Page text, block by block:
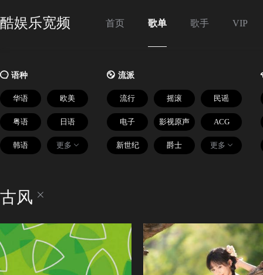
酷娱乐宽频 首页 歌单 歌手 VIP
语种
华语 欧美
粤语 日语
韩语 更多
 流派
流行 摇滚 民谣
电子 影视原声 ACG
新世纪 爵士 更多
古风 